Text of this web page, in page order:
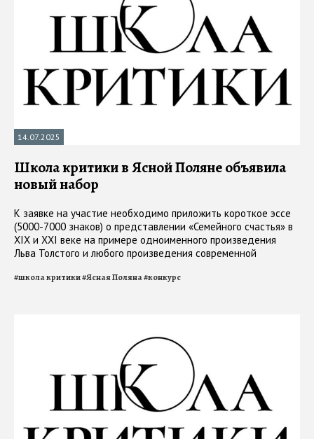
14.07.2025
Школа критики в Ясной Поляне объявила
новый набор
К заявке на участие необходимо приложить короткое эссе
(5000-7000 знаков) о представлении «Семейного счастья» в
ХIХ и XXI веке на примере одноименного произведения
Льва Толстого и любого произведения современной
#школа критики#Ясная Поляна#конкурс